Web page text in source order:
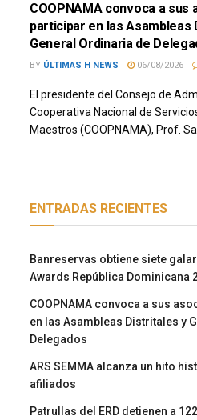
COOPNAMA convoca a sus
participar en las Asambleas
General Ordinaria de
BY ÚLTIMAS H NEWS 06/08/2026
El presidente del Consejo de
Cooperativa Nacional de
Maestros (COOPNAMA), Prof.
ENTRADAS RECIENTES
Banreservas obtiene siete
Awards República Dominicana
COOPNAMA convoca a sus
en las Asambleas Distritales y
Delegados
ARS SEMMA alcanza un hito
afiliados
Patrullas del ERD detienen a